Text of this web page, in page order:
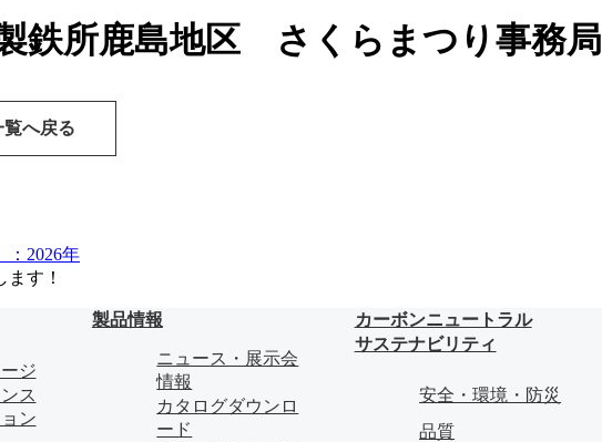
鉄所鹿島地区 さくらまつり事務局
へ戻る
：2026年
す！
ジ
ス
ン
製品情報
ニュース・展示会
情報
カタログダウンロ
ード
カーボンニュートラル
サステナビリティ
安全・環境・防災
品質